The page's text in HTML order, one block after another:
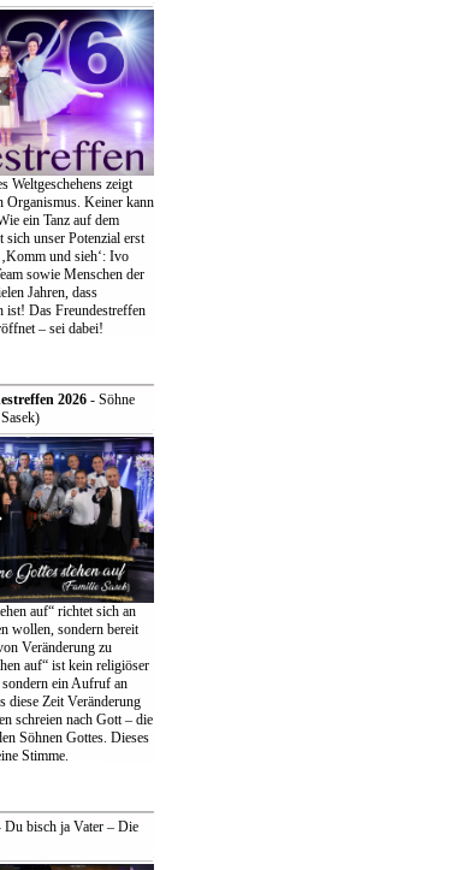
Weltgeschehens zeigt
Organismus. Keiner kann
ein Tanz auf dem
sich unser Potenzial erst
und sieh‘: Ivo
sowie Menschen der
Jahren, dass
ist! Das Freundestreffen
– sei dabei!
2026- Söhne
auf“ richtet sich an
wollen, sondern bereit
Veränderung zu
auf“ ist kein religiöser
ein Aufruf an
diese Zeit Veränderung
schreien nach Gott – die
Söhnen Gottes. Dieses
Stimme.
bisch ja Vater – Die